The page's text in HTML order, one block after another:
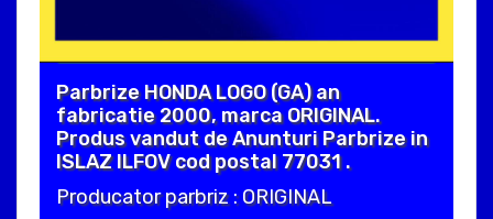
Parbrize HONDA LOGO (GA) an
fabricatie 2000, marca ORIGINAL.
Produs vandut de Anunturi Parbrize in
ISLAZ ILFOV cod postal 77031 .
Producator parbriz : ORIGINAL